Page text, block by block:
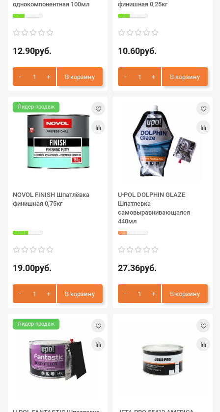
однокомпонентная 100мл
12.90руб.
В корзину
финишная 0,25кг
10.60руб.
В корзину
Лидер продаж
NOVOL FINISH Шпатлёвка
финишная 0,75кг
19.00руб.
В корзину
U-POL DOLPHIN GLAZE
Шпатлевка
самовыравнивающаяся
440мл
27.36руб.
В корзину
Лидер продаж